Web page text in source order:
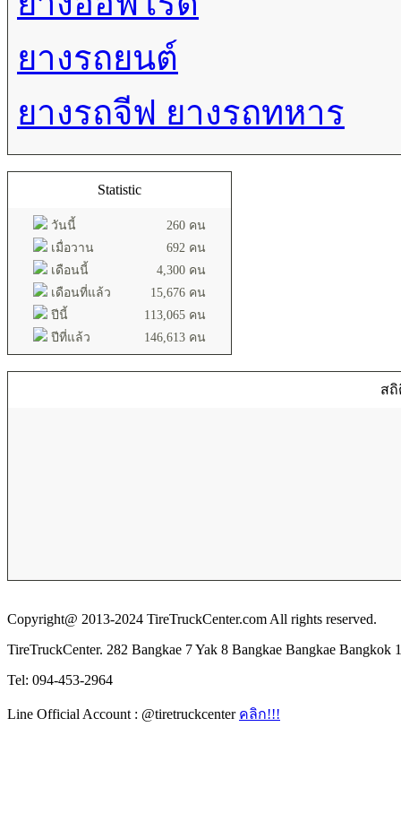
ยางรถยนต์
ยางรถจีฟ ยางรถทหาร
Statistic
วันนี้
260 คน
เมื่อวาน
692 คน
เดือนนี้
4,300 คน
เดือนที่แล้ว
15,676 คน
ปีนี้
113,065 คน
ปีที่แล้ว
146,613 คน
สถิ
Copyright@ 2013-2024 TireTruckCenter.com All rights reserved.
TireTruckCenter. 282 Bangkae 7 Yak 8 Bangkae Bangkae Bangkok
Tel: 094-453-2964
Line Official Account : @tiretruckcenter คลิก!!!